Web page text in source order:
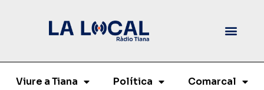
Viure a Tiana Política Comarcal